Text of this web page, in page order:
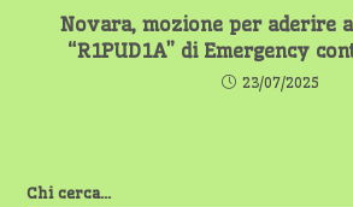
Novara, mozione per aderire
“R1PUD1A” di Emergency
23/07/2025
Chi cerca...